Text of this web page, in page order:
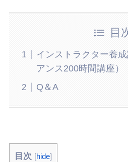
目
インストラクター養
アンス200時間講座）
Q＆A
目次 [hide]